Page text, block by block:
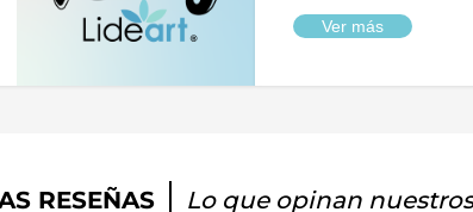
Ver más
RESEÑAS Lo que opinan